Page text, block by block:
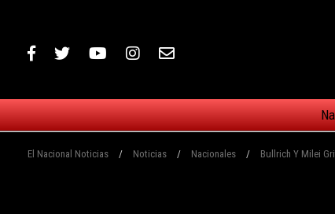
El Nacional Noticias / Noticias / Nacionales / Bullrich Y Milei